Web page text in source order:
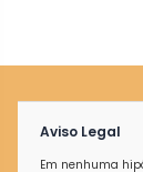
Aviso Legal
Em nenhuma